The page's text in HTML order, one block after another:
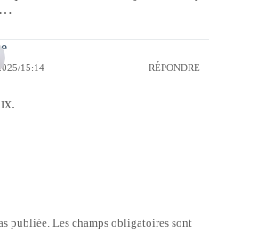
15:14 RÉPONDRE
publiée. Les champs obligatoires sont